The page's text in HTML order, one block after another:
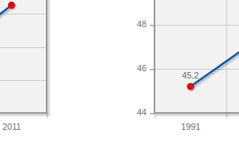
2011 1991
44
46
48
45.2